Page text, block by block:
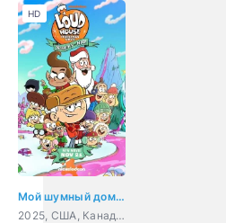
Мой шумный дом: Послушный или нет?
2025, США, Канада, мультфильм, боевик, комедия, приключения, семейный
HD